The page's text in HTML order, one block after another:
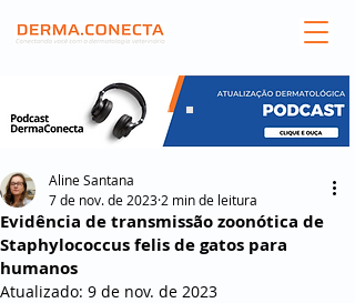
Evidência de transmissão zoonótica de
Staphylococcus felis de gatos para
humanos
Aline Santana
7 de nov. de 2023 2 min de leitura
Atualizado: 9 de nov. de 2023